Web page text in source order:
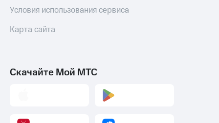
Условия использования сервиса
Карта сайта
Скачайте Мой МТС